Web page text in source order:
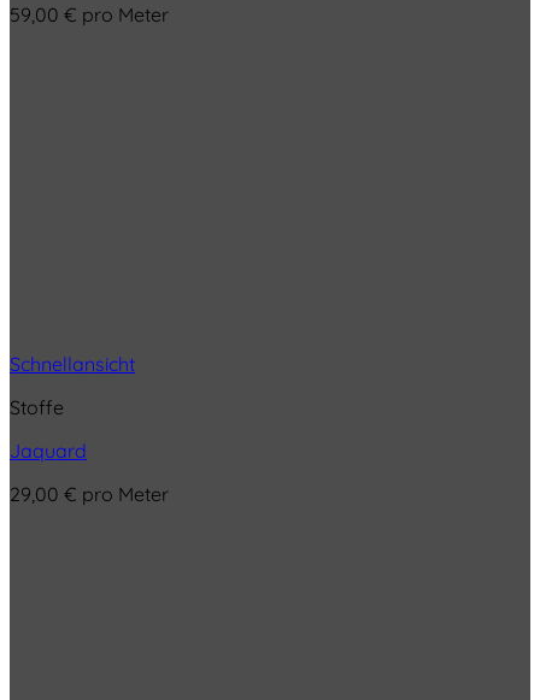
59,00 € pro Meter
Schnellansicht
Stoffe
Jaquard
29,00 € pro Meter